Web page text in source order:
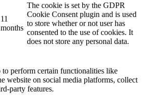
11
months
The cookie is set by the GDPR
Cookie Consent plugin and is used
to store whether or not user has
consented to the use of cookies. It
does not store any personal data.
perform certain functionalities like
website on social media platforms, collect
party features.